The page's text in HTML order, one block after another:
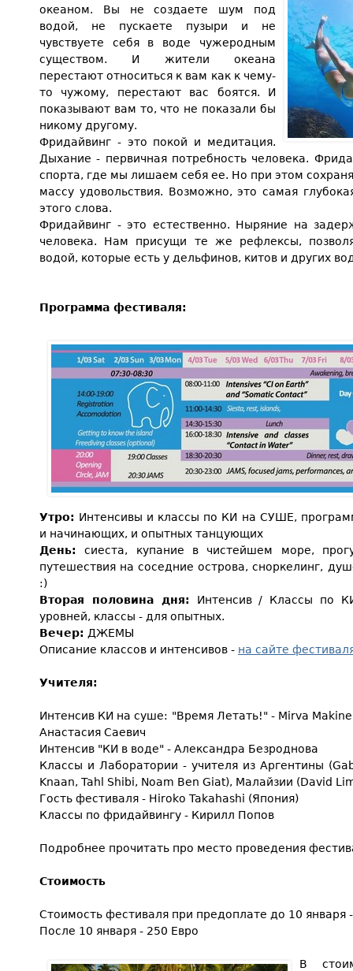
океаном. Вы не создаете шум под
водой, не пускаете пузыри и не
чувствуете себя в воде чужеродным
существом. И жители океана
перестают относиться к вам как к чему-
то чужому, перестают вас боятся. И
показывают вам то, что не показали бы
никому другому.
Фридайвинг - это покой и медитация.
Дыхание - первичная потребность человека.
спорта, где мы лишаем себя ее. Но при этом
массу удовольствия. Возможно, это самая
этого слова.
Фридайвинг - это естественно. Ныряние на
человека. Нам присущи те же рефлексы,
водой, которые есть у дельфинов, китов и других
Программа фестиваля:
Утро: Интенсивы и классы по КИ на СУШЕ,
и начинающих, и опытных танцующих
День:
сиеста, купание в чистейшем море,
путешествия на соседние острова, сноркелинг,
:)
Вторая половина дня:
Интенсив / Классы по
уровней, классы - для опытных.
Вечер: ДЖЕМЫ
Описание классов и интенсивов - на сайте
Учителя:
Интенсив КИ на суше: "Время Летать!" - Mirva
Анастасия Саевич
Интенсив "КИ в воде" - Александра Безроднова
Классы и Лаборатории - учителя из Аргентины
Knaan, Tahl Shibi, Noam Ben Giat), Малайзии (David
Гость фестиваля - Hiroko Takahashi (Япония)
Классы по фридайвингу - Кирилл Попов
Подробнее прочитать про место проведения
Стоимость
Стоимость фестиваля при предоплате до 10 января
После 10 января - 250 Евро
В